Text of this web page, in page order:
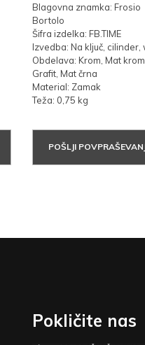
Blagovna znamka: Frosio
Bortolo
Šifra izdelka: FB.TIME
Izvedba: Na ključ, cilinder,
Obdelava: Krom, Mat krom,
Grafit, Mat črna
Material: Zamak
Teža: 0,75 kg
POŠLJI
Pokličite nas